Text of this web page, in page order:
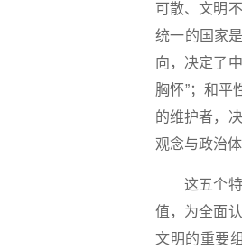
可散、文明
统一的国家
向，决定了
胸怀”；和平
的维护者，
观念与政治
这五个特
值，为全面
文明的重要